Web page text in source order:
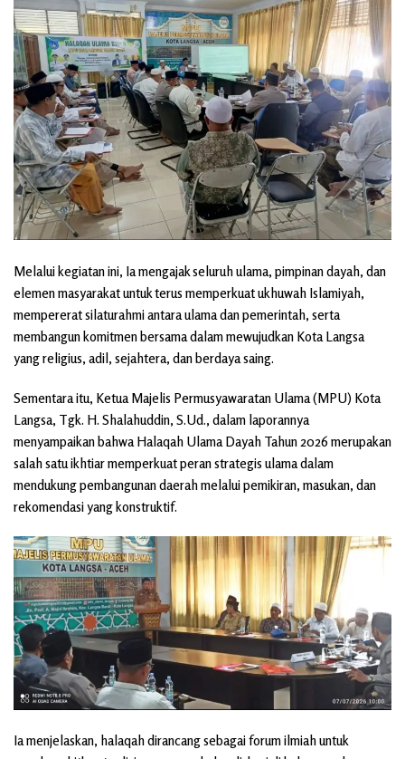
Melalui kegiatan ini, Ia mengajak seluruh ulama, pimpinan dayah, dan
elemen masyarakat untuk terus memperkuat ukhuwah Islamiyah,
mempererat silaturahmi antara ulama dan pemerintah, serta
membangun komitmen bersama dalam mewujudkan Kota Langsa
yang religius, adil, sejahtera, dan berdaya saing.
Sementara itu, Ketua Majelis Permusyawaratan Ulama (MPU) Kota
Langsa, Tgk. H. Shalahuddin, S.Ud., dalam laporannya
menyampaikan bahwa Halaqah Ulama Dayah Tahun 2026 merupakan
salah satu ikhtiar memperkuat peran strategis ulama dalam
mendukung pembangunan daerah melalui pemikiran, masukan, dan
rekomendasi yang konstruktif.
Ia menjelaskan, halaqah dirancang sebagai forum ilmiah untuk